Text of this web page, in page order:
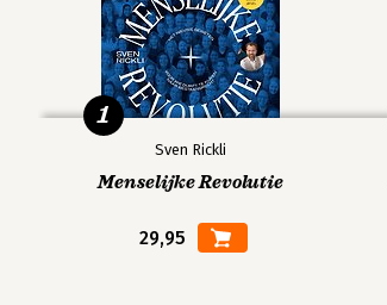
Sven Rickli
Menselijke Revolutie
29,95
1